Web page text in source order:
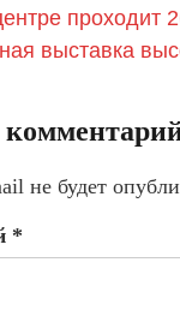
проходит
выставка
не будет
*